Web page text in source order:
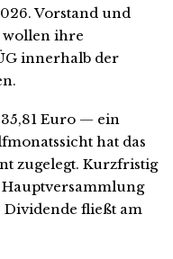
Vorstand und
wollen ihre
innerhalb der
Euro — ein
hat das
zugelegt. Kurzfristig
Dividende fließt am